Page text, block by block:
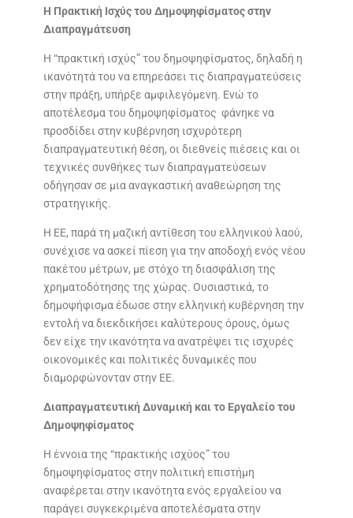
Η Πρακτική Ισχύς του Δημοψηφίσματος στην
Διαπραγμάτευση
Η “πρακτική ισχύς” του δημοψηφίσματος, δηλαδή η
ικανότητά του να επηρεάσει τις διαπραγματεύσεις
στην πράξη, υπήρξε αμφιλεγόμενη. Ενώ το
αποτέλεσμα του δημοψηφίσματος φάνηκε να
προσδίδει στην κυβέρνηση ισχυρότερη
διαπραγματευτική θέση, οι διεθνείς πιέσεις και οι
τεχνικές συνθήκες των διαπραγματεύσεων
οδήγησαν σε μια αναγκαστική αναθεώρηση της
στρατηγικής.
Η ΕΕ, παρά τη μαζική αντίθεση του ελληνικού λαού,
συνέχισε να ασκεί πίεση για την αποδοχή ενός νέου
πακέτου μέτρων, με στόχο τη διασφάλιση της
χρηματοδότησης της χώρας. Ουσιαστικά, το
δημοψήφισμα έδωσε στην ελληνική κυβέρνηση την
εντολή να διεκδικήσει καλύτερους όρους, όμως
δεν είχε την ικανότητα να ανατρέψει τις ισχυρές
οικονομικές και πολιτικές δυναμικές που
διαμορφώνονταν στην ΕΕ.
Διαπραγματευτική Δυναμική και το Εργαλείο του
Δημοψηφίσματος
Η έννοια της “πρακτικής ισχύος” του
δημοψηφίσματος στην πολιτική επιστήμη
αναφέρεται στην ικανότητα ενός εργαλείου να
παράγει συγκεκριμένα αποτελέσματα στην